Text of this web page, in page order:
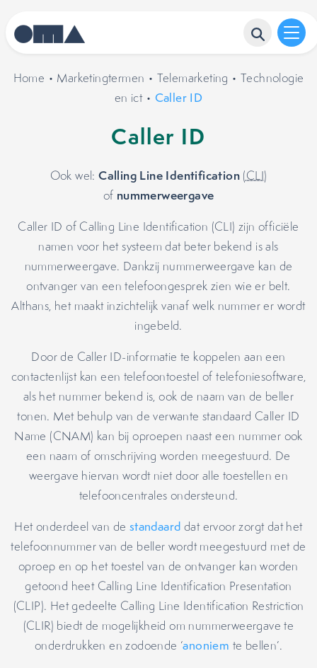
Home • Marketingtermen • Telemarketing •Technologie
en ict• Caller ID
Caller ID
Ook wel:Calling Line Identification (CLI)
of nummerweergave
Caller ID of Calling Line Identification (CLI) zijn officiële
namen voor het systeem dat beter bekend is als
nummerweergave. Dankzij nummerweergave kan de
ontvanger van een telefoongesprek zien wie er belt.
Althans, het maakt inzichtelijk vanaf welk nummer er wordt
ingebeld.
Door de Caller ID-informatie te koppelen aan een
contactenlijst kan een telefoontoestel of telefoniesoftware,
als het nummer bekend is, ook de naam van de beller
tonen. Met behulp van de verwante standaard Caller ID
Name (CNAM) kan bij oproepen naast een nummer ook
een naam of omschrijving worden meegestuurd. De
weergave hiervan wordt niet door alle toestellen en
telefooncentrales ondersteund.
Het onderdeel van de standaard dat ervoor zorgt dat het
telefoonnummer van de beller wordt meegestuurd met de
oproep en op het toestel van de ontvanger kan worden
getoond heet Calling Line Identification Presentation
(CLIP). Het gedeelte Calling Line Identification Restriction
(CLIR) biedt de mogelijkheid om nummerweergave te
onderdrukken en zodoende ‘anoniem te bellen’.